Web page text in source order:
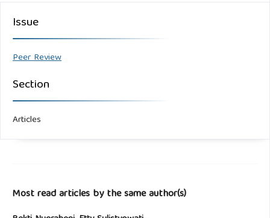
Issue
Peer Review
Section
Articles
Most read articles by the same author(s)